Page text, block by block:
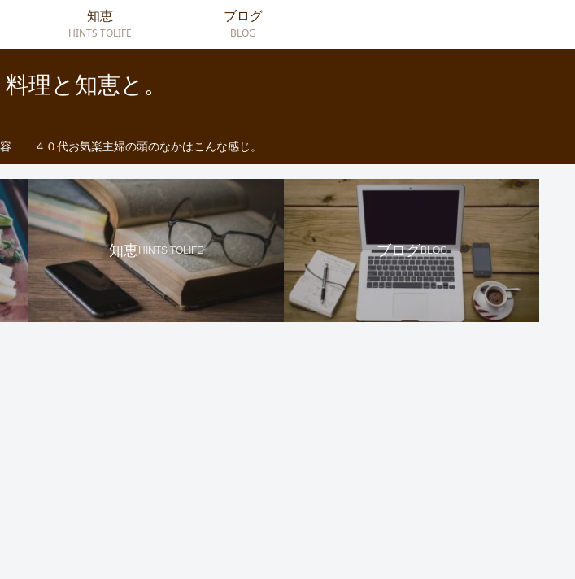
理と知恵と。
……４０代お気楽主婦の頭のなかはこんな感じ。
知恵
HINTS TOLIFE
ブログ
BLOG
知恵HINTS TOLIFE ブログBLOG